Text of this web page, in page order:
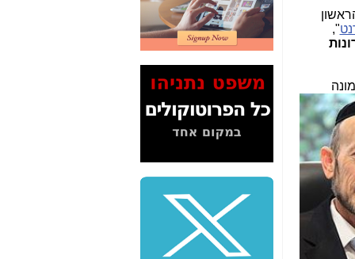
",
2" על תעלולי השר
משה כחלון -כאן
המשך חשיפת הבלוף
ששמו "מהפיכת
הסלולר" ואיך מסרסים
כאן
סיכום ביקור בסיליקון
משקיעות ומפתחות
באותם תחומים -כאן
שלמה פילבר (עד
לאחרונה מנכ"ל משרד
התקשורת) - עד
מדינה? הצחקתם